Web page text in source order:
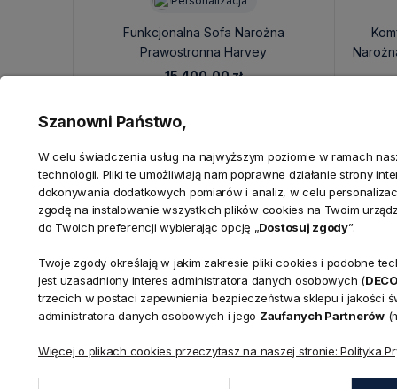
Funkcjonalna Sofa Narożna
Prawostronna Harvey
260x380x160x83cm - Personalizacja
15 400,00 zł
KONTAKT
Realizacja zamówień
+ 48 721 772 234
Doradztwo produktowe
Biuro
Showroom
ul. Bielska
Szanowni Państwo,
W celu świadczenia usług na najwyższym poziomie w ramach
technologii. Pliki te umożliwiają nam poprawne działanie strony
dokonywania dodatkowych pomiarów i analiz, w celu
zgodę na instalowanie wszystkich plików cookies na Twoim
do Twoich preferencji wybierając opcję „Dostosuj zgody”.
Twoje zgody określają w jakim zakresie pliki cookies i podobne
jest uzasadniony interes administratora danych osobowych (
trzecich w postaci zapewnienia bezpieczeństwa sklepu i jakości
administratora danych osobowych i jego Zaufanych Partnerów
Więcej o plikach cookies przeczytasz na naszej stronie: Polityka